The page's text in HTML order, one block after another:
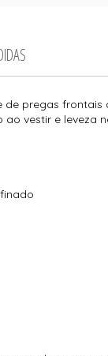
pregas
vestir e leveza